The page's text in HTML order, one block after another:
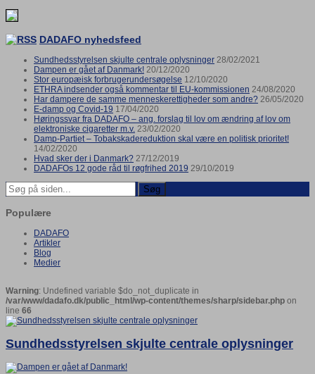
DADAFO nyhedsfeed
Sundhedsstyrelsen skjulte centrale oplysninger 28/02/2021
Dampen er gået af Danmark! 20/12/2020
Stor europæisk forbrugerundersøgelse 12/10/2020
ETHRA indsender også kommentar til EU-kommissionen 24/08/2020
Har dampere de samme menneskerettigheder som andre? 26/05/2020
E-damp og Covid-19 17/04/2020
Høringssvar fra DADAFO – ang. forslag til lov om ændring af lov om
elektroniske cigaretter m.v. 23/02/2020
Damp-Partiet – Tobakskadereduktion skal være en politisk prioritet!
14/02/2020
Hvad sker der i Danmark? 27/12/2019
DADAFOs 12 gode råd til røgfrihed 2019 29/10/2019
Søg
Populære
DADAFO
Artikler
Blog
Medier
Warning: Undefined variable $do_not_duplicate in
/var/www/dadafo.dk/public_html/wp-content/themes/sharp/sidebar.php on
line 66
Sundhedsstyrelsen skjulte centrale oplysninger